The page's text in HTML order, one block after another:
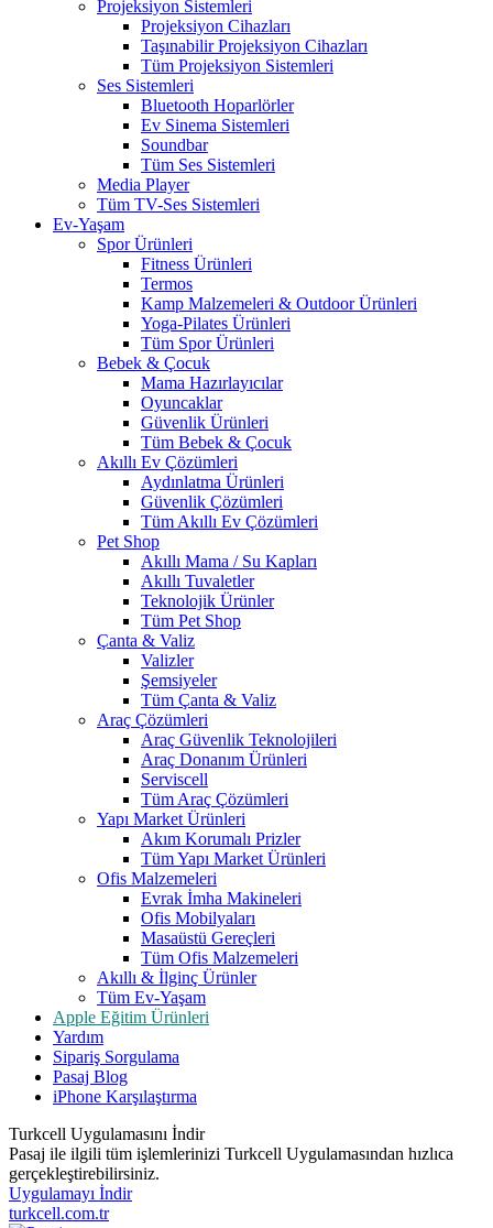
Projeksiyon Sistemleri
Projeksiyon Cihazları
Taşınabilir Projeksiyon Cihazları
Tüm Projeksiyon Sistemleri
Ses Sistemleri
Bluetooth Hoparlörler
Ev Sinema Sistemleri
Soundbar
Tüm Ses Sistemleri
Media Player
Tüm TV-Ses Sistemleri
Ev-Yaşam
Spor Ürünleri
Fitness Ürünleri
Termos
Kamp Malzemeleri & Outdoor Ürünleri
Yoga-Pilates Ürünleri
Tüm Spor Ürünleri
Bebek & Çocuk
Mama Hazırlayıcılar
Oyuncaklar
Güvenlik Ürünleri
Tüm Bebek & Çocuk
Akıllı Ev Çözümleri
Aydınlatma Ürünleri
Güvenlik Çözümleri
Tüm Akıllı Ev Çözümleri
Pet Shop
Akıllı Mama / Su Kapları
Akıllı Tuvaletler
Teknolojik Ürünler
Tüm Pet Shop
Çanta & Valiz
Valizler
Şemsiyeler
Tüm Çanta & Valiz
Araç Çözümleri
Araç Güvenlik Teknolojileri
Araç Donanım Ürünleri
Serviscell
Tüm Araç Çözümleri
Yapı Market Ürünleri
Akım Korumalı Prizler
Tüm Yapı Market Ürünleri
Ofis Malzemeleri
Evrak İmha Makineleri
Ofis Mobilyaları
Masaüstü Gereçleri
Tüm Ofis Malzemeleri
Akıllı & İlginç Ürünler
Tüm Ev-Yaşam
Apple Eğitim Ürünleri
Yardım
Sipariş Sorgulama
Pasaj Blog
iPhone Karşılaştırma
Turkcell Uygulamasını İndir
Pasaj ile ilgili tüm işlemlerinizi Turkcell Uygulamasından hızlıca
gerçekleştirebilirsiniz.
Uygulamayı İndir
turkcell.com.tr